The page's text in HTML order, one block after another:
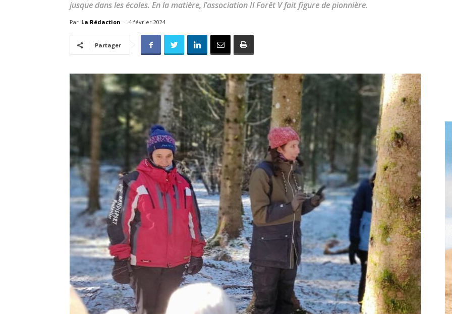
toute
–
Hebdo25
jusque dans les écoles. En la matière, l’association Il Forêt V fait figure de pionnière.
Par La Rédaction - 4 février 2024
Partager